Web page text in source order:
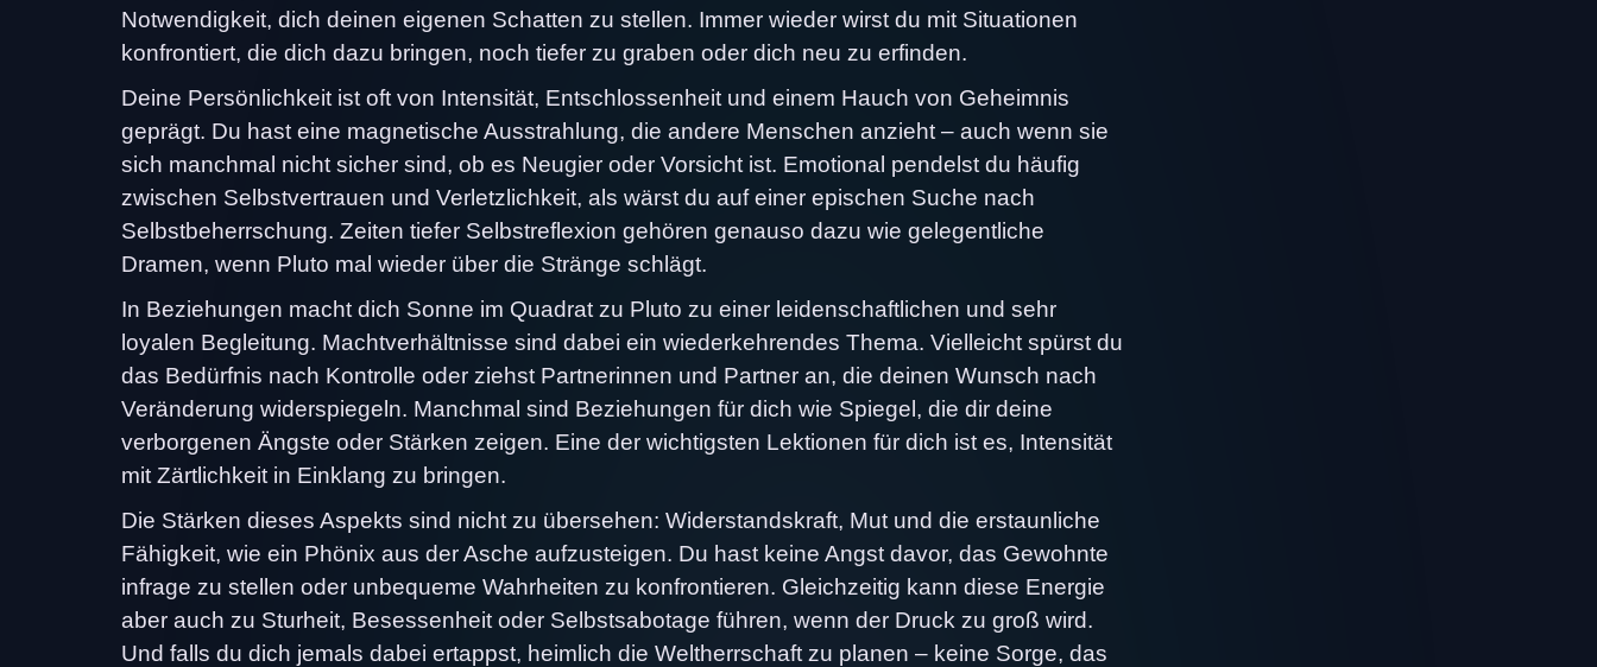
Notwendigkeit, dich deinen eigenen Schatten zu stellen. Immer wieder wirst du mit Situationen
konfrontiert, die dich dazu bringen, noch tiefer zu graben oder dich neu zu erfinden.
Deine Persönlichkeit ist oft von Intensität, Entschlossenheit und einem Hauch von Geheimnis
geprägt. Du hast eine magnetische Ausstrahlung, die andere Menschen anzieht – auch wenn sie
sich manchmal nicht sicher sind, ob es Neugier oder Vorsicht ist. Emotional pendelst du häufig
zwischen Selbstvertrauen und Verletzlichkeit, als wärst du auf einer epischen Suche nach
Selbstbeherrschung. Zeiten tiefer Selbstreflexion gehören genauso dazu wie gelegentliche
Dramen, wenn Pluto mal wieder über die Stränge schlägt.
In Beziehungen macht dich Sonne im Quadrat zu Pluto zu einer leidenschaftlichen und sehr
loyalen Begleitung. Machtverhältnisse sind dabei ein wiederkehrendes Thema. Vielleicht spürst du
das Bedürfnis nach Kontrolle oder ziehst Partnerinnen und Partner an, die deinen Wunsch nach
Veränderung widerspiegeln. Manchmal sind Beziehungen für dich wie Spiegel, die dir deine
verborgenen Ängste oder Stärken zeigen. Eine der wichtigsten Lektionen für dich ist es, Intensität
mit Zärtlichkeit in Einklang zu bringen.
Die Stärken dieses Aspekts sind nicht zu übersehen: Widerstandskraft, Mut und die erstaunliche
Fähigkeit, wie ein Phönix aus der Asche aufzusteigen. Du hast keine Angst davor, das Gewohnte
infrage zu stellen oder unbequeme Wahrheiten zu konfrontieren. Gleichzeitig kann diese Energie
aber auch zu Sturheit, Besessenheit oder Selbstsabotage führen, wenn der Druck zu groß wird.
Und falls du dich jemals dabei ertappst, heimlich die Weltherrschaft zu planen – keine Sorge, das